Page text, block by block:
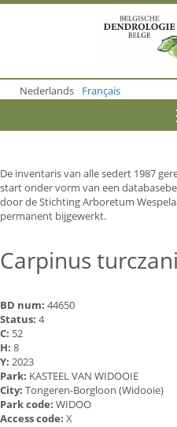
o
m
o
n
t
e
n
Nederlands Français
De inventaris van alle sedert 1987
start onder vorm van een
door de Stichting Arboretum
permanent bijgewerkt.
Carpinus
BD num: 44650
Status: 4
C: 52
H: 8
Y: 2023
Park: KASTEEL VAN WIDOOIE
City: Tongeren-Borgloon (Widooie)
Park code: WIDOO
Access code: X